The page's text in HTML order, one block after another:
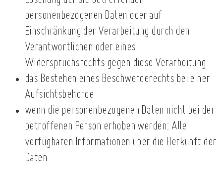
personenbezogenen Daten oder auf
Einschränkung der Verarbeitung durch den
Verantwortlichen oder eines
Widerspruchsrechts gegen diese Verarbeitung
das Bestehen eines Beschwerderechts bei einer
Aufsichtsbehörde
wenn die personenbezogenen Daten nicht bei der
betroffenen Person erhoben werden: Alle
verfügbaren Informationen über die Herkunft der
Daten